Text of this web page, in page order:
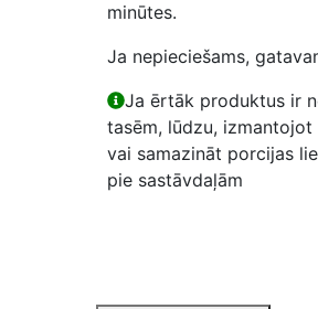
minūtes.
Ja nepieciešams,
Ja ērtāk produktus ir
tasēm, lūdzu, izmantojot
vai samazināt porcijas
pie sastāvdaļām